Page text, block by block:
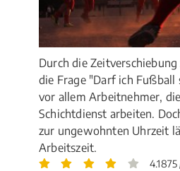
Durch die
die Frage "Darf ich Fußball
vor allem Arbeitnehmer,
Schichtdienst arbeiten.
zur ungewohnten Uhrzeit
Arbeitszeit.
4.1875